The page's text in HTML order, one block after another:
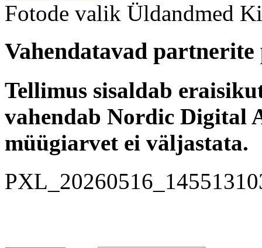
Fotode valik Üldandmed
Vahendatavad
Tellimus sisaldab
vahendab Nordic Digital
müügiarvet ei väljastata.